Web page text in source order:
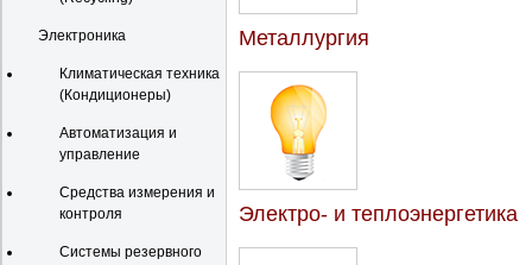
Электроника
Климатическая техника
(Кондиционеры)
Автоматизация и
управление
Средства измерения и
контроля
Системы резервного
Металлургия
Электро- и теплоэнергетика